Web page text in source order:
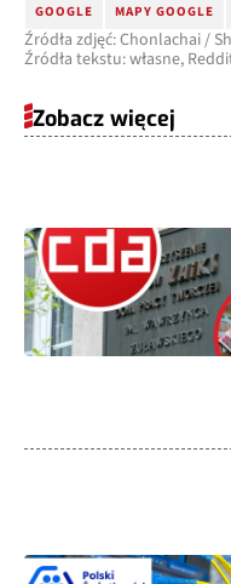
GOOGLE MAPY GOOGLE
Źródła zdjęć: Chonlachai /
Źródła tekstu: własne,
Zobacz więcej